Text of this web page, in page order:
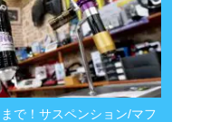
で！サスペンション/マフ